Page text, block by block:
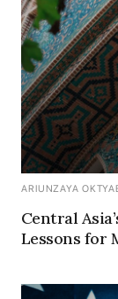
ARIUNZAYA
Central
Lessons for